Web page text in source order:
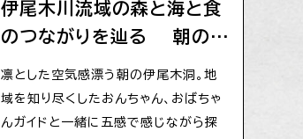
伊尾木川流域の森と海と食
のつながりを辿る 朝の伊
尾木洞探検とぢばさん市場
で自然の恵みお買い物ツア
ー
凛とした空気感漂う朝の伊尾木洞。地
域を知り尽くしたおんちゃん、おばちゃ
んガイドと一緒に五感で感じながら探